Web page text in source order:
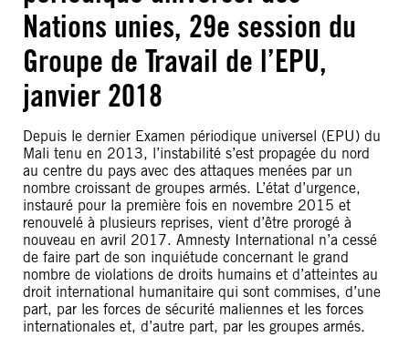
Nations unies, 29e session du
Groupe de Travail de l’EPU,
janvier 2018
Depuis le dernier Examen périodique universel (EPU) du
Mali tenu en 2013, l’instabilité s’est propagée du nord
au centre du pays avec des attaques menées par un
nombre croissant de groupes armés. L’état d’urgence,
instauré pour la première fois en novembre 2015 et
renouvelé à plusieurs reprises, vient d’être prorogé à
nouveau en avril 2017. Amnesty International n’a cessé
de faire part de son inquiétude concernant le grand
nombre de violations de droits humains et d’atteintes au
droit international humanitaire qui sont commises, d’une
part, par les forces de sécurité maliennes et les forces
internationales et, d’autre part, par les groupes armés.